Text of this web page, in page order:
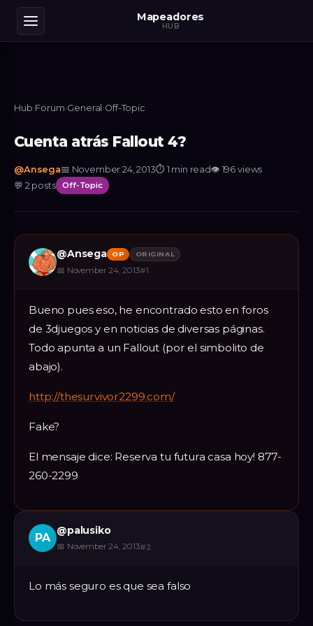
Mapeadores
HUB
Hub›Forum›General ›Off-Topic
Cuenta atrás Fallout 4?
@Ansega📅 November 24, 2013⏱ 1 min read👁 196 views
💬 2 posts Off-Topic
@Ansega OP ORIGINAL
📅 November 24, 2013#1
Bueno pues eso, he encontrado esto en foros
de 3djuegos y en noticias de diversas páginas.
Todo apunta a un Fallout (por el simbolito de
abajo).
http://thesurvivor2299.com/
Fake?
El mensaje dice: Reserva tu futura casa hoy! 877-
260-2299
PA
@palusiko
📅 November 24, 2013#2
Lo más seguro es que sea falso